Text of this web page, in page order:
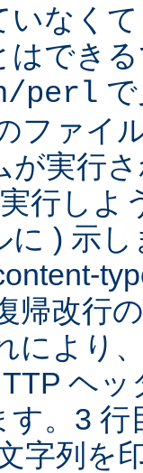
いなく
はでき
perl
ファイ
が実行
行しよ
に ) 示
帰改行
により
ヘ
す。3 行
字列を